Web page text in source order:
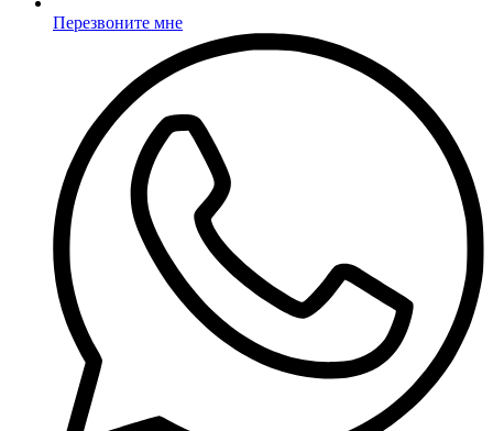
Перезвоните мне